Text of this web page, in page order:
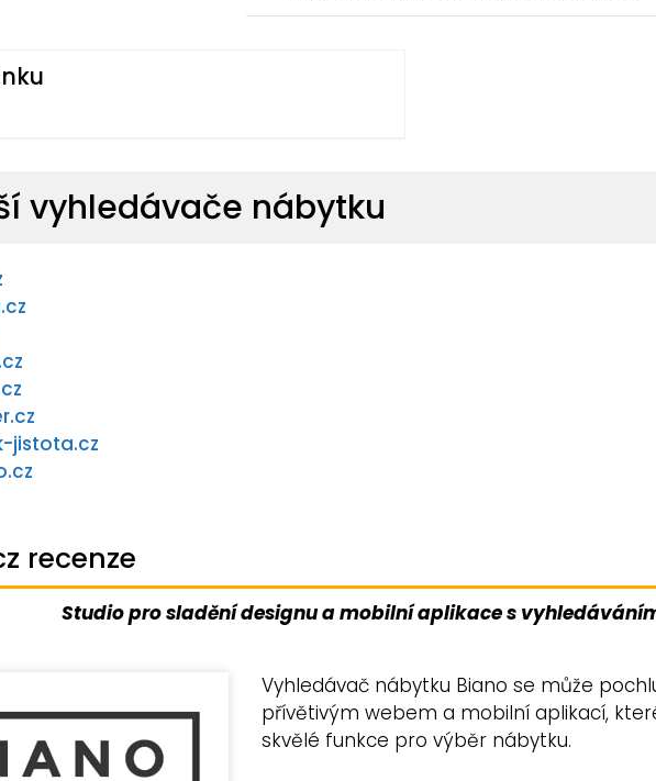
vyhledávače nábytku
jistota.cz
recenze
Studio pro sladění designu a mobilní aplikace s
Vyhledávač nábytku Biano se může
přívětivým webem a mobilní aplikací,
skvělé funkce pro výběr nábytku.